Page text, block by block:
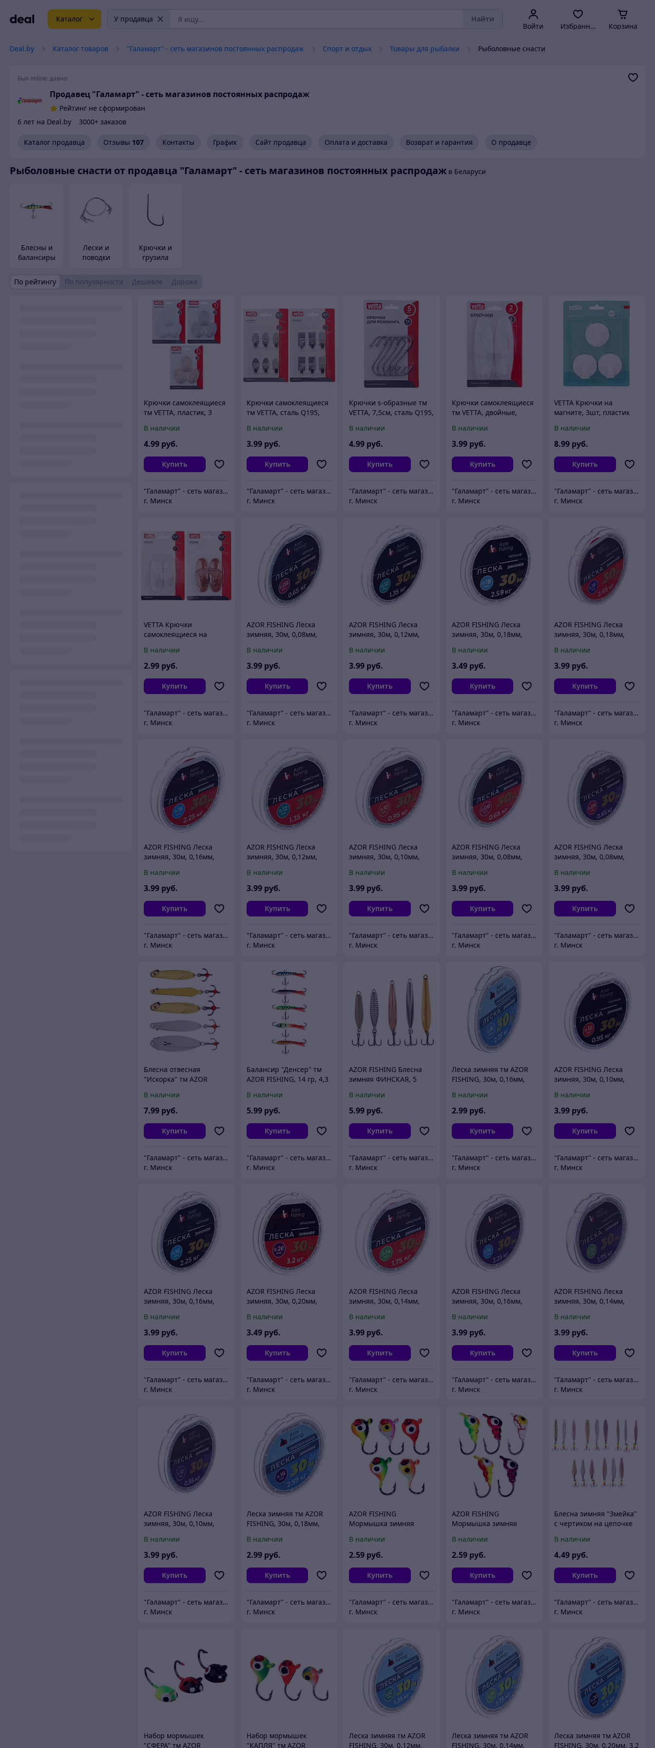
Каталог У продавца Найти
Войти Избранное Корзина
Deal.by Каталог товаров "Галамарт" - сеть магазинов постоянных распродаж Спорт и отдых Товары для рыбалки Рыболовные снасти
Был online: давно
Продавец "Галамарт" - сеть магазинов постоянных распродаж
Рейтинг не сформирован
6 лет на Deal.by
3000+ заказов
Каталог продавца Отзывы 107 Контакты График Сайт продавца Оплата и доставка Возврат и гарантия О продавце
Рыболовные снасти от продавца "Галамарт" - сеть магазинов постоянных распродаж в Беларуси
Блесны и
балансиры
Лески и
поводки
Крючки и
грузила
По рейтингу По популярности Дешевле Дороже
Крючки самоклеящиеся
тм VETTA, пластик, 3
В наличии
4.99 руб.
Купить
"Галамарт" - сеть магазинов постоянных распродаж
г. Минск
Крючки самоклеящиеся
тм VETTA, сталь Q195,
В наличии
3.99 руб.
Купить
"Галамарт" - сеть магазинов постоянных распродаж
г. Минск
Крючки s-образные тм
VETTA, 7,5см, сталь Q195,
В наличии
4.99 руб.
Купить
"Галамарт" - сеть магазинов постоянных распродаж
г. Минск
Крючки самоклеящиеся
тм VETTA, двойные,
В наличии
3.99 руб.
Купить
"Галамарт" - сеть магазинов постоянных распродаж
г. Минск
VETTA Крючки на
магните, 3шт, пластик
В наличии
8.99 руб.
Купить
"Галамарт" - сеть магазинов постоянных распродаж
г. Минск
VETTA Крючки
самоклеящиеся на
В наличии
2.99 руб.
Купить
"Галамарт" - сеть магазинов постоянных распродаж
г. Минск
AZOR FISHING Леска
зимняя, 30м, 0,08мм,
В наличии
3.99 руб.
Купить
"Галамарт" - сеть магазинов постоянных распродаж
г. Минск
AZOR FISHING Леска
зимняя, 30м, 0,12мм,
В наличии
3.99 руб.
Купить
"Галамарт" - сеть магазинов постоянных распродаж
г. Минск
AZOR FISHING Леска
зимняя, 30м, 0,18мм,
В наличии
3.49 руб.
Купить
"Галамарт" - сеть магазинов постоянных распродаж
г. Минск
AZOR FISHING Леска
зимняя, 30м, 0,18мм,
В наличии
3.99 руб.
Купить
"Галамарт" - сеть магазинов постоянных распродаж
г. Минск
AZOR FISHING Леска
зимняя, 30м, 0,16мм,
В наличии
3.99 руб.
Купить
"Галамарт" - сеть магазинов постоянных распродаж
г. Минск
AZOR FISHING Леска
зимняя, 30м, 0,12мм,
В наличии
3.99 руб.
Купить
"Галамарт" - сеть магазинов постоянных распродаж
г. Минск
AZOR FISHING Леска
зимняя, 30м, 0,10мм,
В наличии
3.99 руб.
Купить
"Галамарт" - сеть магазинов постоянных распродаж
г. Минск
AZOR FISHING Леска
зимняя, 30м, 0,08мм,
В наличии
3.99 руб.
Купить
"Галамарт" - сеть магазинов постоянных распродаж
г. Минск
AZOR FISHING Леска
зимняя, 30м, 0,08мм,
В наличии
3.99 руб.
Купить
"Галамарт" - сеть магазинов постоянных распродаж
г. Минск
Блесна отвесная
"Искорка" тм AZOR
В наличии
7.99 руб.
Купить
"Галамарт" - сеть магазинов постоянных распродаж
г. Минск
Балансир "Денсер" тм
AZOR FISHING, 14 гр, 4,3
В наличии
5.99 руб.
Купить
"Галамарт" - сеть магазинов постоянных распродаж
г. Минск
AZOR FISHING Блесна
зимняя ФИНСКАЯ, 5
В наличии
5.99 руб.
Купить
"Галамарт" - сеть магазинов постоянных распродаж
г. Минск
Леска зимняя тм AZOR
FISHING, 30м, 0,16мм,
В наличии
2.99 руб.
Купить
"Галамарт" - сеть магазинов постоянных распродаж
г. Минск
AZOR FISHING Леска
зимняя, 30м, 0,10мм,
В наличии
3.99 руб.
Купить
"Галамарт" - сеть магазинов постоянных распродаж
г. Минск
AZOR FISHING Леска
зимняя, 30м, 0,16мм,
В наличии
3.99 руб.
Купить
"Галамарт" - сеть магазинов постоянных распродаж
г. Минск
AZOR FISHING Леска
зимняя, 30м, 0,20мм,
В наличии
3.49 руб.
Купить
"Галамарт" - сеть магазинов постоянных распродаж
г. Минск
AZOR FISHING Леска
зимняя, 30м, 0,14мм,
В наличии
3.99 руб.
Купить
"Галамарт" - сеть магазинов постоянных распродаж
г. Минск
AZOR FISHING Леска
зимняя, 30м, 0,16мм,
В наличии
3.99 руб.
Купить
"Галамарт" - сеть магазинов постоянных распродаж
г. Минск
AZOR FISHING Леска
зимняя, 30м, 0,14мм,
В наличии
3.99 руб.
Купить
"Галамарт" - сеть магазинов постоянных распродаж
г. Минск
AZOR FISHING Леска
зимняя, 30м, 0,10мм,
В наличии
3.99 руб.
Купить
"Галамарт" - сеть магазинов постоянных распродаж
г. Минск
Леска зимняя тм AZOR
FISHING, 30м, 0,18мм,
В наличии
2.99 руб.
Купить
"Галамарт" - сеть магазинов постоянных распродаж
г. Минск
AZOR FISHING
Мормышка зимняя
В наличии
2.59 руб.
Купить
"Галамарт" - сеть магазинов постоянных распродаж
г. Минск
AZOR FISHING
Мормышка зимняя
В наличии
2.59 руб.
Купить
"Галамарт" - сеть магазинов постоянных распродаж
г. Минск
Блесна зимняя "Змейка"
с чертиком на цепочке
видов
В наличии
4.49 руб.
Купить
"Галамарт" - сеть магазинов постоянных распродаж
г. Минск
Набор мормышек
"СФЕРА" тм AZOR
Набор мормышек
"КАПЛЯ" тм AZOR
Леска зимняя тм AZOR
FISHING, 30м, 0,12мм,
Леска зимняя тм AZOR
FISHING, 30м, 0,14мм,
Леска зимняя тм AZOR
FISHING, 30м, 0,20мм, 3,2